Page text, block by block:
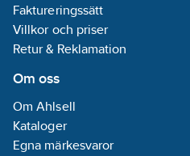
Faktureringssätt
Villkor och priser
Retur & Reklamation
Om oss
Om Ahlsell
Kataloger
Egna märkesvaror